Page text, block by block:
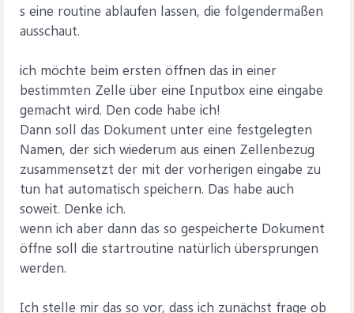
s eine routine ablaufen lassen, die folgendermaßen
ausschaut.
ich möchte beim ersten öffnen das in einer
bestimmten Zelle über eine Inputbox eine eingabe
gemacht wird. Den code habe ich!
Dann soll das Dokument unter eine festgelegten
Namen, der sich wiederum aus einen Zellenbezug
zusammensetzt der mit der vorherigen eingabe zu
tun hat automatisch speichern. Das habe auch
soweit. Denke ich.
wenn ich aber dann das so gespeicherte Dokument
öffne soll die startroutine natürlich übersprungen
werden.
Ich stelle mir das so vor, dass ich zunächst frage ob